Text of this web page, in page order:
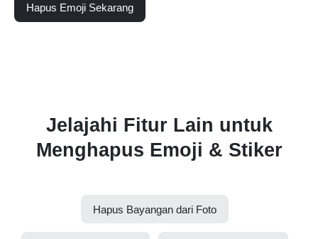
Hapus Emoji Sekarang
Jelajahi Fitur Lain untuk
Menghapus Emoji & Stiker
Hapus Bayangan dari Foto